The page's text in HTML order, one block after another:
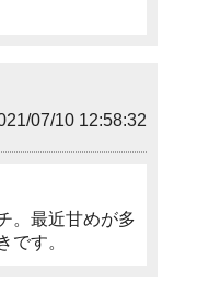
07/10 12:58:32
。最近甘めが多
です。